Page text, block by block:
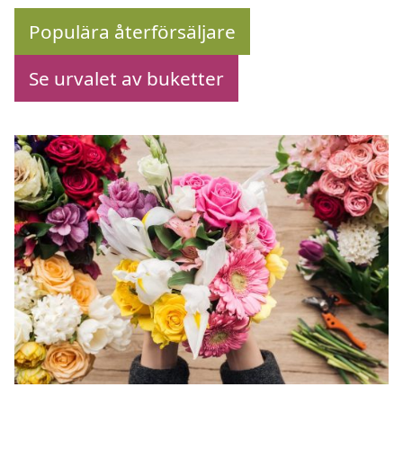
Populära återförsäljare
Se urvalet av buketter